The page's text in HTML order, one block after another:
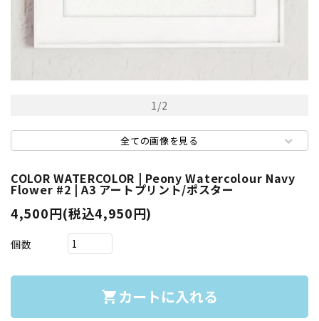
1/2
全ての画像を見る
COLOR WATERCOLOR | Peony Watercolour Navy
Flower #2 | A3 アートプリント/ポスター
4,500円(税込4,950円)
個数
shopping_cart カートに入れる